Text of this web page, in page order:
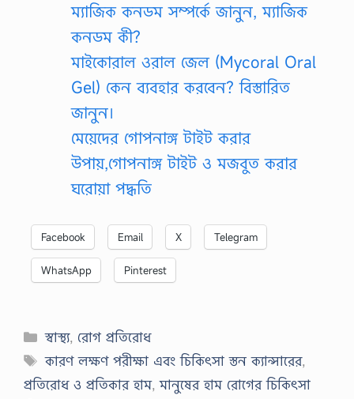
ম্যাজিক কনডম সম্পর্কে জানুন, ম্যাজিক
কনডম কী?
মাইকোরাল ওরাল জেল (Mycoral Oral
Gel) কেন ব্যবহার করবেন? বিস্তারিত
জানুন।
মেয়েদের গোপনাঙ্গ টাইট করার
উপায়,গোপনাঙ্গ টাইট ও মজবুত করার
ঘরোয়া পদ্ধতি
Facebook Email X Telegram
WhatsApp Pinterest
Categories
স্বাস্থ্য, রোগ প্রতিরোধ
Tags
কারণ লক্ষণ পরীক্ষা এবং চিকিৎসা স্তন ক্যান্সারের,
প্রতিরোধ ও প্রতিকার হাম,মানুষের হাম রোগের চিকিৎসা